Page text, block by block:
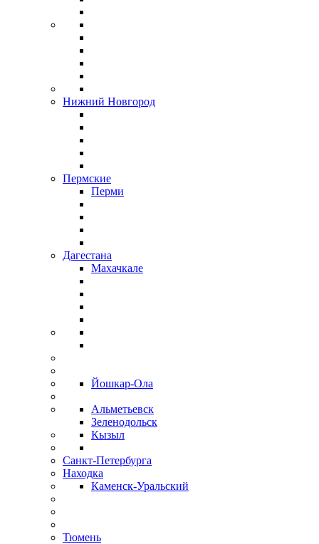
Нижний Новгород
Пермские
Перми
Дагестана
Махачкале
Йошкар-Ола
Альметьевск
Зеленодольск
Кызыл
Санкт-Петербурга
Находка
Каменск-Уральский
Тюмень